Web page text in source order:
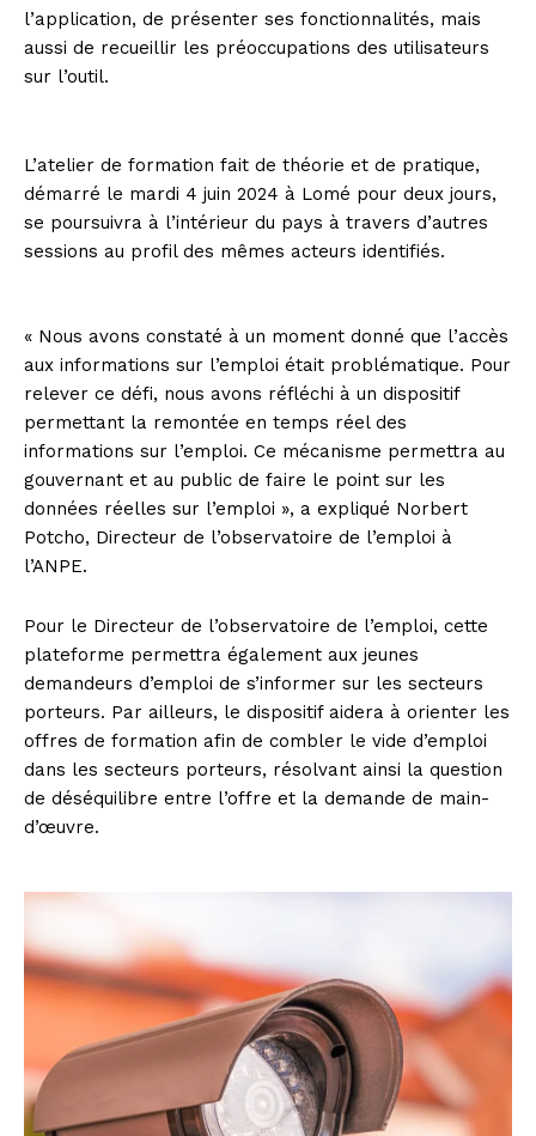
l’application, de présenter ses fonctionnalités, mais
aussi de recueillir les préoccupations des utilisateurs
sur l’outil.
L’atelier de formation fait de théorie et de pratique,
démarré le mardi 4 juin 2024 à Lomé pour deux jours,
se poursuivra à l’intérieur du pays à travers d’autres
sessions au profil des mêmes acteurs identifiés.
« Nous avons constaté à un moment donné que l’accès
aux informations sur l’emploi était problématique. Pour
relever ce défi, nous avons réfléchi à un dispositif
permettant la remontée en temps réel des
informations sur l’emploi. Ce mécanisme permettra au
gouvernant et au public de faire le point sur les
données réelles sur l’emploi », a expliqué Norbert
Potcho, Directeur de l’observatoire de l’emploi à
l’ANPE.
Pour le Directeur de l’observatoire de l’emploi, cette
plateforme permettra également aux jeunes
demandeurs d’emploi de s’informer sur les secteurs
porteurs. Par ailleurs, le dispositif aidera à orienter les
offres de formation afin de combler le vide d’emploi
dans les secteurs porteurs, résolvant ainsi la question
de déséquilibre entre l’offre et la demande de main-
d’œuvre.